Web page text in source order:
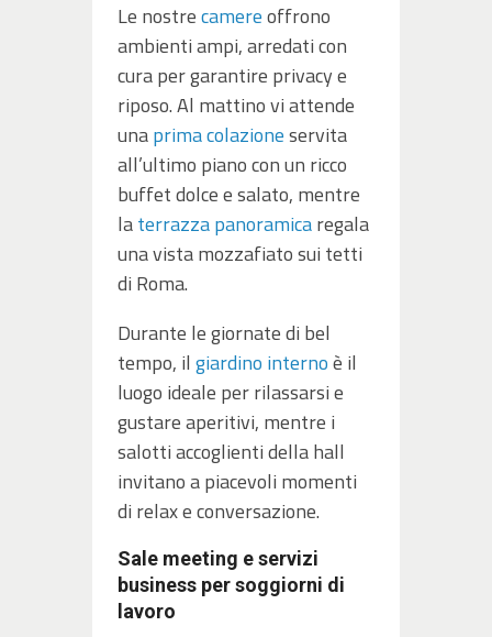
Le nostrecamereoffrono
ambienti ampi, arredati con
cura per garantire privacy e
riposo. Al mattino vi attende
unaprima colazioneservita
all’ultimo piano con un ricco
buffet dolce e salato, mentre
laterrazza panoramicaregala
una vista mozzafiato sui tetti
di Roma.
Durante le giornate di bel
tempo, ilgiardino internoè il
luogo ideale per rilassarsi e
gustare aperitivi, mentre i
salotti accoglienti della hall
invitano a piacevoli momenti
di relax e conversazione.
Sale meeting e servizi
business per soggiorni di
lavoro